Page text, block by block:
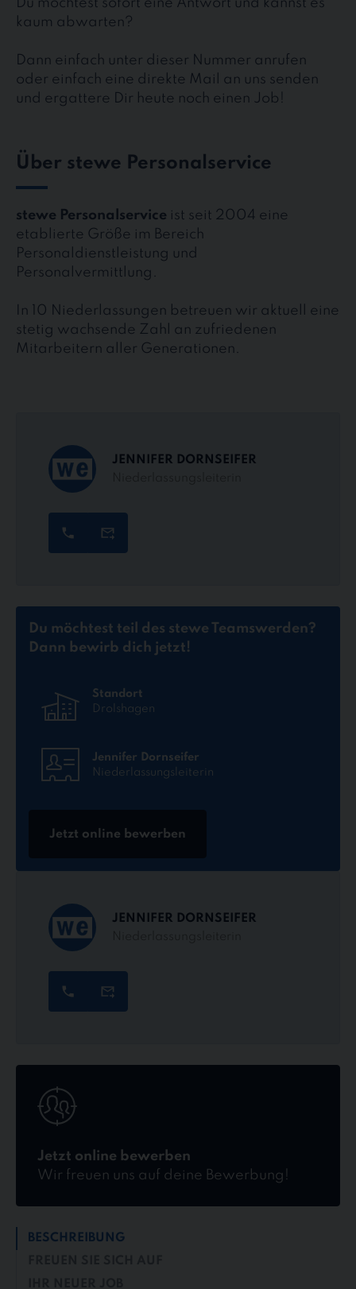
Du möchtest sofort eine Antwort und kannst es
kaum abwarten?
Dann einfach unter dieser Nummer anrufen
oder einfach eine direkte Mail an uns senden
und ergattere Dir heute noch einen Job!
Über stewe Personalservice
stewe Personalservice ist seit 2004 eine
etablierte Größe im Bereich
Personaldienstleistung und
Personalvermittlung.
In 10 Niederlassungen betreuen wir aktuell eine
stetig wachsende Zahl an zufriedenen
Mitarbeitern aller Generationen.
JENNIFER DORNSEIFER
Du möchtest teil des stewe Teamswerden?
Dann bewirb dich jetzt!
Standort
Drolshagen
Jennifer Dornseifer
Niederlassungsleiterin
Jetzt online bewerben
JENNIFER DORNSEIFER
Jetzt online bewerben
Wir freuen uns auf deine Bewerbung!
online
bewerben
BESCHREIBUNG